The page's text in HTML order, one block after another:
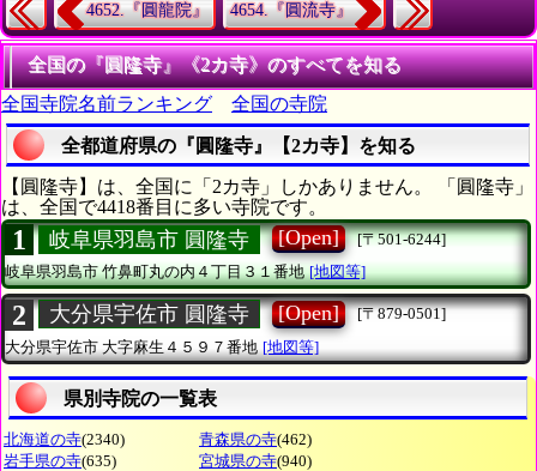
4652.『圓龍院』 4654.『圓流寺』
全国の『圓隆寺』《2カ寺》のすべてを知る
全国寺院名前ランキング
全国の寺院
全都道府県の『圓隆寺』【2カ寺】を知る
【圓隆寺】は、全国に「2カ寺」しかありません。 「圓隆寺」
は、全国で4418番目に多い寺院です。
1 岐阜県羽島市 圓隆寺 [Open]
[〒501-6244]
岐阜県羽島市竹鼻町丸の内４丁目３１番地 [地図等]
2 大分県宇佐市 圓隆寺 [Open]
[〒879-0501]
大分県宇佐市 大字麻生４５９７番地 [地図等]
県別寺院の一覧表
北海道の寺(2340) 青森県の寺(462)
岩手県の寺(635) 宮城県の寺(940)